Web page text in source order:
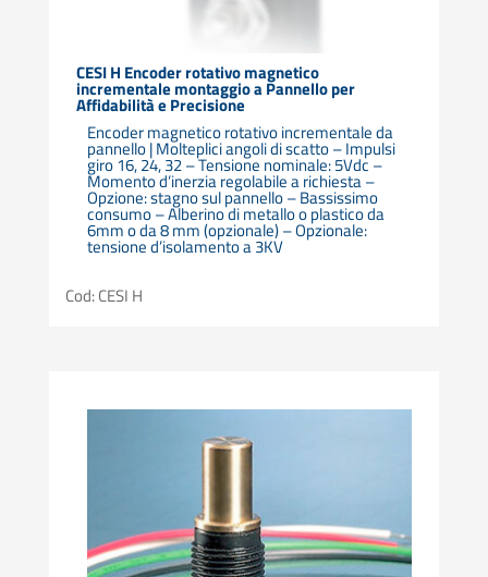
CESI H Encoder rotativo magnetico
incrementale montaggio a Pannello per
Affidabilità e Precisione
Encoder magnetico rotativo incrementale da
pannello | Molteplici angoli di scatto – Impulsi
giro 16, 24, 32 – Tensione nominale: 5Vdc –
Momento d’inerzia regolabile a richiesta –
Opzione: stagno sul pannello – Bassissimo
consumo – Alberino di metallo o plastico da
6mm o da 8 mm (opzionale) – Opzionale:
tensione d’isolamento a 3KV
Cod: CESI H